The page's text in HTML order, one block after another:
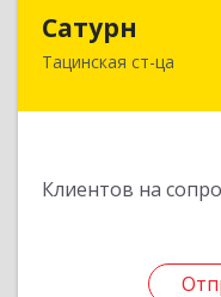
Сатурн
Тацинская ст-ца
Клиентов на
347060,